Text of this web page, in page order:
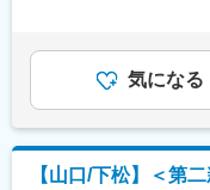
で設計を行う場合
す。（エンジニア
※技術的な商談等
によっては期末賞
目安の金額であり
給(月額)は固定手当
気になる
【山口/下松】＜第